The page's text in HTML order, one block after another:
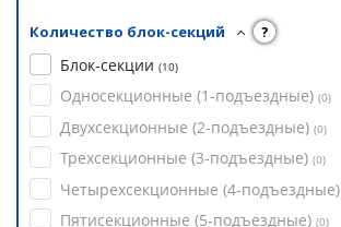
Количество блок-секций ?
Блок-секции (10)
Односекционные (1-подъездные) (0)
Двухсекционные (2-подъездные) (0)
Трехсекционные (3-подъездные) (0)
Четырехсекционные (4-подъездные)
Пятисекционные (5-подъездные) (0)